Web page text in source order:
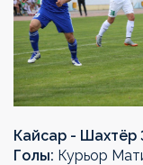
Кайсар - Шахтёр
Голы: Курьор